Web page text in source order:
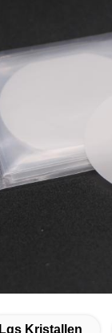
Lgs Kristallen